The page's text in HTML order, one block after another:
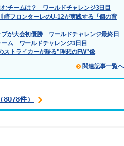
チームは？ ワールドチャレンジ3日目
崎フロンターレのU-12が実践する「個の育
が大会初優勝 ワールドチャレンジ最終日
ーム ワールドチャレンジ3日目
ストライカーが語る"理想のFW"像
関連記事一覧へ
件）